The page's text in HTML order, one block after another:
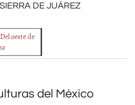
DE JUÁREZ
Del oeste de
del México